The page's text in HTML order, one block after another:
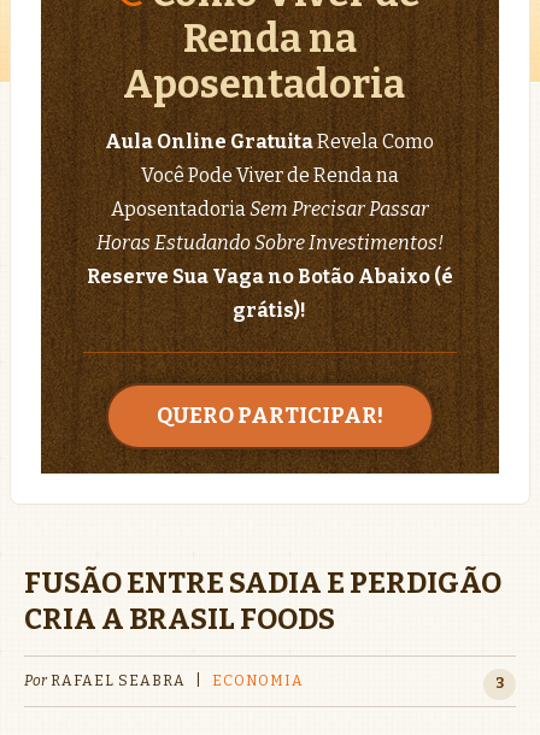
Renda na
Aposentadoria
Aula Online GratuitaRevela Como
Você Pode Viver de Renda na
AposentadoriaSem Precisar Passar
Horas Estudando Sobre Investimentos!
Reserve Sua Vaga no Botão Abaixo (é
grátis)!
QUERO PARTICIPAR!
FUSÃO ENTRE SADIA E PERDIGÃO
CRIA A BRASIL FOODS
Por RAFAEL SEABRA ECONOMIA 3